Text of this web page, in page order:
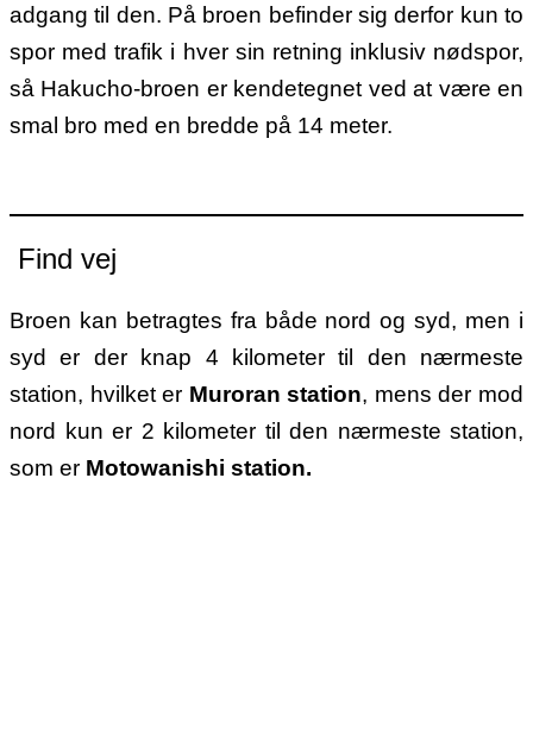
adgang til den. På broen befinder sig derfor kun to
spor med trafik i hver sin retning inklusiv nødspor,
så Hakucho-broen er kendetegnet ved at være en
smal bro med en bredde på 14 meter.
Find vej
Broen kan betragtes fra både nord og syd, men i
syd er der knap 4 kilometer til den nærmeste
station, hvilket er Muroran station, mens der mod
nord kun er 2 kilometer til den nærmeste station,
som er Motowanishi station.